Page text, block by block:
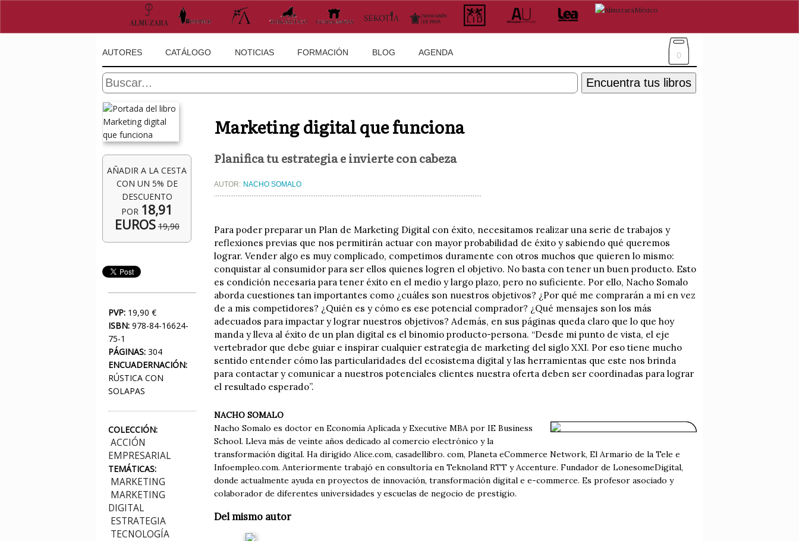
AUTORES CATÁLOGO NOTICIAS FORMACIÓN BLOG AGENDA 0
Encuentra tus libros
AÑADIR A LA CESTA
CON UN 5% DE
DESCUENTO
POR 18,91
EUROS 19,90
PVP: 19,90 €
ISBN: 978-84-16624-
75-1
PÁGINAS: 304
ENCUADERNACIÓN:
RÚSTICA CON
SOLAPAS
COLECCIÓN:
ACCIÓN
EMPRESARIAL
TEMÁTICAS:
MARKETING
MARKETING
DIGITAL
ESTRATEGIA
TECNOLOGÍA
Marketing digital que funciona
Planifica tu estrategia e invierte con cabeza
AUTOR: NACHO SOMALO
Para poder preparar un Plan de Marketing Digital con éxito, necesitamos realizar una serie de trabajos y
reflexiones previas que nos permitirán actuar con mayor probabilidad de éxito y sabiendo qué queremos
lograr. Vender algo es muy complicado, competimos duramente con otros muchos que quieren lo mismo:
conquistar al consumidor para ser ellos quienes logren el objetivo. No basta con tener un buen producto. Esto
es condición necesaria para tener éxito en el medio y largo plazo, pero no suficiente. Por ello, Nacho Somalo
aborda cuestiones tan importantes como ¿cuáles son nuestros objetivos? ¿Por qué me comprarán a mí en vez
de a mis competidores? ¿Quién es y cómo es ese potencial comprador? ¿Qué mensajes son los más
adecuados para impactar y lograr nuestros objetivos? Además, en sus páginas queda claro que lo que hoy
manda y lleva al éxito de un plan digital es el binomio producto-persona. “Desde mi punto de vista, el eje
vertebrador que debe guiar e inspirar cualquier estrategia de marketing del siglo XXI. Por eso tiene mucho
sentido entender cómo las particularidades del ecosistema digital y las herramientas que este nos brinda
para contactar y comunicar a nuestros potenciales clientes nuestra oferta deben ser coordinadas para lograr
el resultado esperado”.
NACHO SOMALO
Nacho Somalo es doctor en Economía Aplicada y Executive MBA por IE Business
School. Lleva más de veinte años dedicado al comercio electrónico y la
transformación digital. Ha dirigido Alice.com, casadellibro. com, Planeta eCommerce Network, El Armario de la Tele e
Infoempleo.com. Anteriormente trabajó en consultoría en Teknoland RTT y Accenture. Fundador de LonesomeDigital,
donde actualmente ayuda en proyectos de innovación, transformación digital e e-commerce. Es profesor asociado y
colaborador de diferentes universidades y escuelas de negocio de prestigio.
Del mismo autor